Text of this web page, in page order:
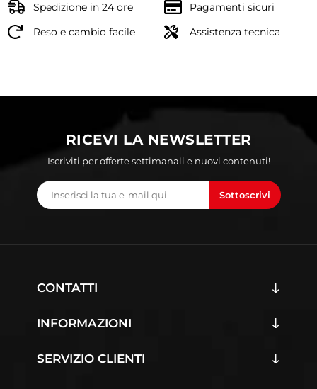
Spedizione in 24 ore
Pagamenti sicuri
Reso e cambio facile
Assistenza tecnica
RICEVI LA NEWSLETTER
Iscriviti per offerte settimanali e nuovi contenuti!
Sottoscrivi
CONTATTI
INFORMAZIONI
SERVIZIO CLIENTI